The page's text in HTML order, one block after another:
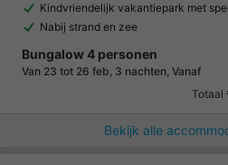
Kindvriendelijk vakantiepark met
Nabij strand en zee
Bungalow 4 personen
Van 23 tot 26 feb, 3 nachten, Vanaf
Totaal
Bekijk alle